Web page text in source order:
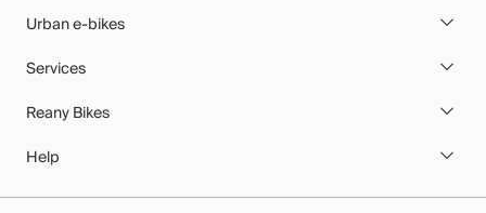
Urban e-bikes
Services
Reany Bikes
Help